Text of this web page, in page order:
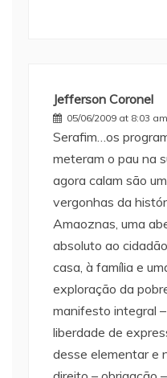
Jefferson Coronel
05/06/2009 at 8:03
Serafim…os
meteram o pau na
agora calam são
vergonhas da
Amaoznas, uma
absoluto ao
casa, à família e
exploração da
manifesto integral
liberdade de
desse elementar e